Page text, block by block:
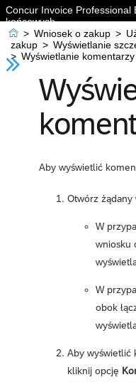
Concur Invoice
końcowych
 > Wniosek o zakup >
zakup > Wyświetlanie
> Wyświetlanie komentarzy
Aby wyświetlić
Otwórz żądany
W
wniosku
W
obok
Aby wyświetlić
kliknij opcję